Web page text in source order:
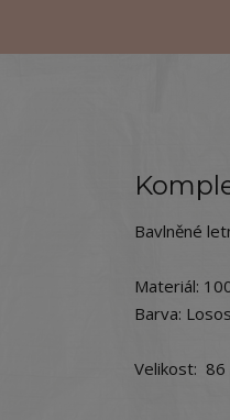
Bavlněné
Materiál:
Barva:
Velikost: 86